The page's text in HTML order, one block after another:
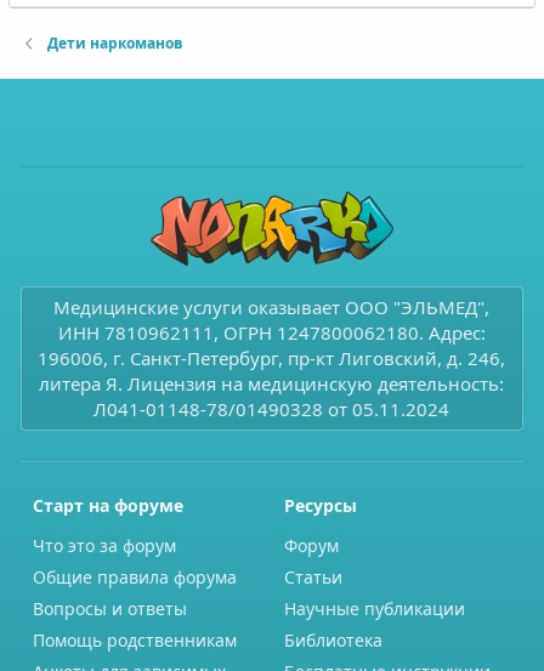
Дети наркоманов
Медицинские услуги оказывает ООО "ЭЛЬМЕД",
ИНН 7810962111, ОГРН 1247800062180. Адрес:
196006, г. Санкт-Петербург, пр-кт Лиговский, д. 246,
литера Я. Лицензия на медицинскую деятельность:
Л041-01148-78/01490328 от 05.11.2024
Старт на форуме
Что это за форум
Общие правила форума
Вопросы и ответы
Помощь родственникам
Ресурсы
Форум
Статьи
Научные публикации
Библиотека